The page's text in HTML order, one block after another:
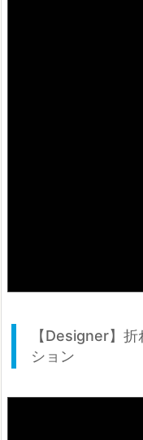
【Designer】
ション